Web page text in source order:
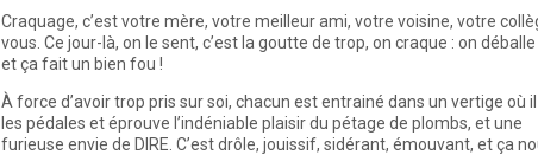
Craquage, c’est votre mère, votre meilleur ami, votre voisine, votre
vous. Ce jour-là, on le sent, c’est la goutte de trop, on craque : on
et ça fait un bien fou !
À force d’avoir trop pris sur soi, chacun est entrainé dans un vertige où
les pédales et éprouve l’indéniable plaisir du pétage de plombs, et une
furieuse envie de DIRE. C’est drôle, jouissif, sidérant, émouvant, et ça